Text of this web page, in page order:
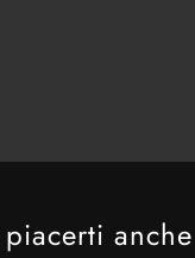
anche